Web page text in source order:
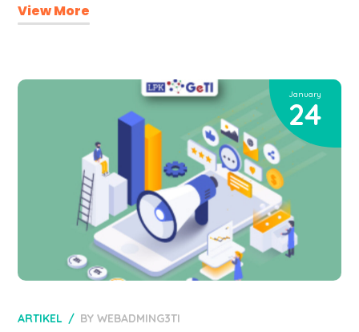
View More
January
24
ARTIKEL BYWEBADMING3TI